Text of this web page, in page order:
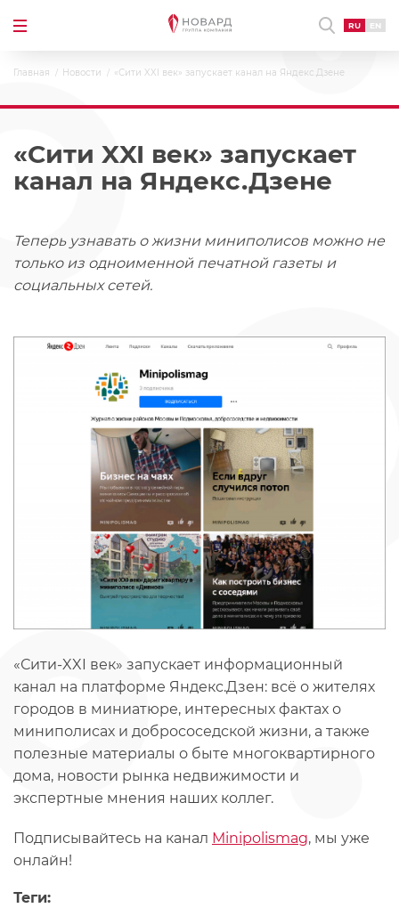
RU EN
Главная Новости «Сити XXI век» запускает канал на Яндекс.Дзене
«Сити XXI век» запускает
канал на Яндекс.Дзене
Теперь узнавать о жизни миниполисов можно не
только из одноименной печатной газеты и
социальных сетей.
«Сити-XXI век» запускает информационный
канал на платформе Яндекс.Дзен: всё о жителях
городов в миниатюре, интересных фактах о
миниполисах и добрососедской жизни, а также
полезные материалы о быте многоквартирного
дома, новости рынка недвижимости и
экспертные мнения наших коллег.
Подписывайтесь на канал Minipolismag, мы уже
онлайн!
Теги: